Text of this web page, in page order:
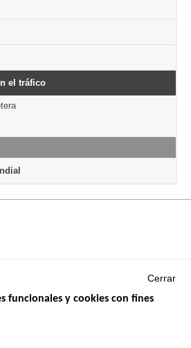
el tráfico
Cerrar
funcionales y cookies con fines